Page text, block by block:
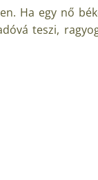
Ha egy nő
teszi,